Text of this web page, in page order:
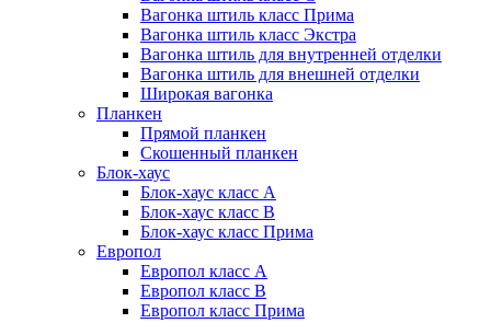
Вагонка штиль класс Прима
Вагонка штиль класс Экстра
Вагонка штиль для внутренней отделки
Вагонка штиль для внешней отделки
Широкая вагонка
Планкен
Прямой планкен
Скошенный планкен
Блок-хаус
Блок-хаус класс А
Блок-хаус класс B
Блок-хаус класс Прима
Европол
Европол класс А
Европол класс B
Европол класс Прима